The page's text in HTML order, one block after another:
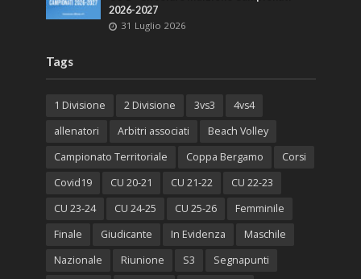
2026-2027
31 Luglio 2026
Tags
1 Divisione 2 Divisione 3vs3
4vs4
allenatori
Arbitri associati
Beach Volley
Campionato Territoriale
Coppa Bergamo
Corsi
Covid19
CU 20-21 CU 21-22
CU 22-23
CU 23-24
CU 24-25 CU 25-26
Femminile
Finale
Giudicante In Evidenza
Maschile
Nazionale
Riunione S3
Segnapunti